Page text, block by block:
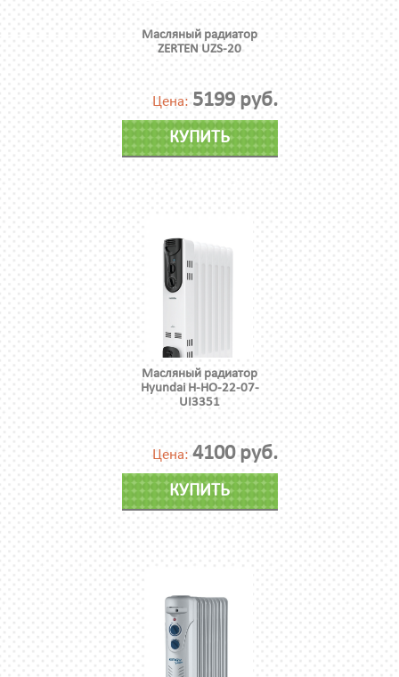
Масляный радиатор
ZERTEN UZS-20
Цена: 5199 руб.
КУПИТЬ
Масляный радиатор
Hyundai H-HO-22-07-
UI3351
Цена: 4100 руб.
КУПИТЬ